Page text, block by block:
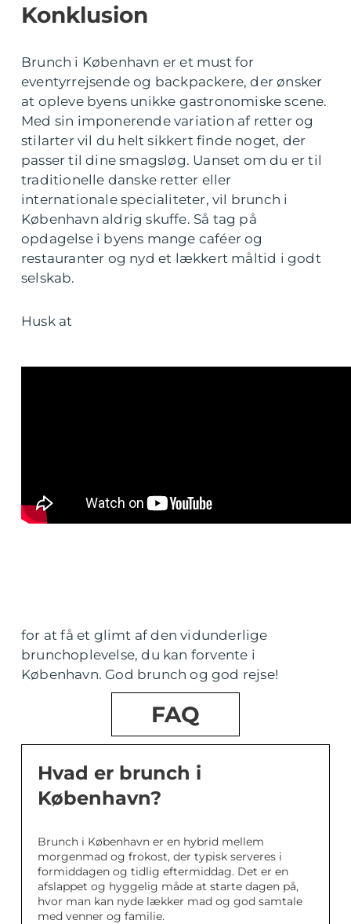
Konklusion
Brunch i København er et must for
eventyrrejsende og backpackere, der ønsker
at opleve byens unikke gastronomiske scene.
Med sin imponerende variation af retter og
stilarter vil du helt sikkert finde noget, der
passer til dine smagsløg. Uanset om du er til
traditionelle danske retter eller
internationale specialiteter, vil brunch i
København aldrig skuffe. Så tag på
opdagelse i byens mange caféer og
restauranter og nyd et lækkert måltid i godt
selskab.
Husk at
for at få et glimt af den vidunderlige
brunchoplevelse, du kan forvente i
København. God brunch og god rejse!
FAQ
Hvad er brunch i
København?
Brunch i København er en hybrid mellem
morgenmad og frokost, der typisk serveres i
formiddagen og tidlig eftermiddag. Det er en
afslappet og hyggelig måde at starte dagen på,
hvor man kan nyde lækker mad og god samtale
med venner og familie.